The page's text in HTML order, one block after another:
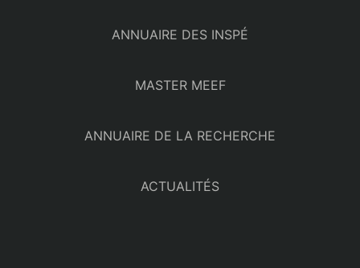
ANNUAIRE DES INSPÉ
MASTER MEEF
ANNUAIRE DE LA RECHERCHE
ACTUALITÉS